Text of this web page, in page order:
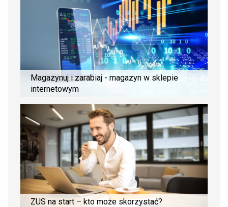
Magazynuj i zarabiaj - magazyn w sklepie
internetowym
ZUS na start – kto może skorzystać?